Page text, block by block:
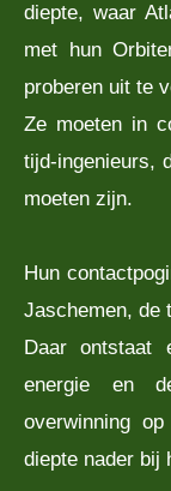
diepte, waar
met hun
proberen uit te
Ze moeten in
tijd-ingenieurs,
moeten zijn.
Hun
Jaschemen, de
Daar ontstaat
energie en
overwinning
diepte nader bij